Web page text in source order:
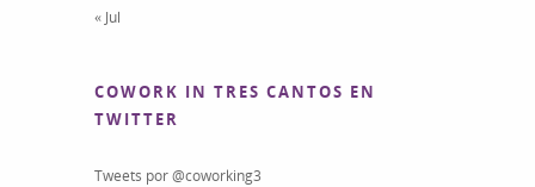
« Jul
COWORK IN TRES CANTOS EN
TWITTER
Tweets por @coworking3